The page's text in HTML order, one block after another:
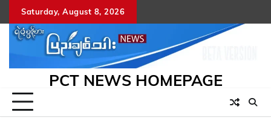
to
content
Saturday, August 8, 2026
PCT NEWS HOMEPAGE